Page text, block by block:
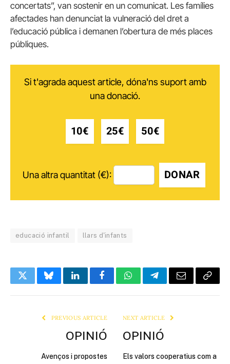
concertats”, van sostenir en un comunicat. Les famílies
afectades han denunciat la vulneració del dret a
l’educació pública i demanen l’obertura de més places
públiques.
Si t'agrada aquest article, dóna'ns suport amb
una donació.
10€ 25€ 50€
Una altra quantitat (€): DONAR
educació infantil llars d'infants
TwitterBlueskyLinkedInFacebookWhatsAppTelegramEmail Copy
PREVIOUS ARTICLE
OPINIÓ
Avenços i propostes
NEXT ARTICLE
OPINIÓ
Els valors cooperatius com a